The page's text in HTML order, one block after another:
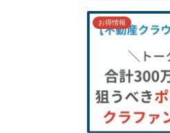
お得情報